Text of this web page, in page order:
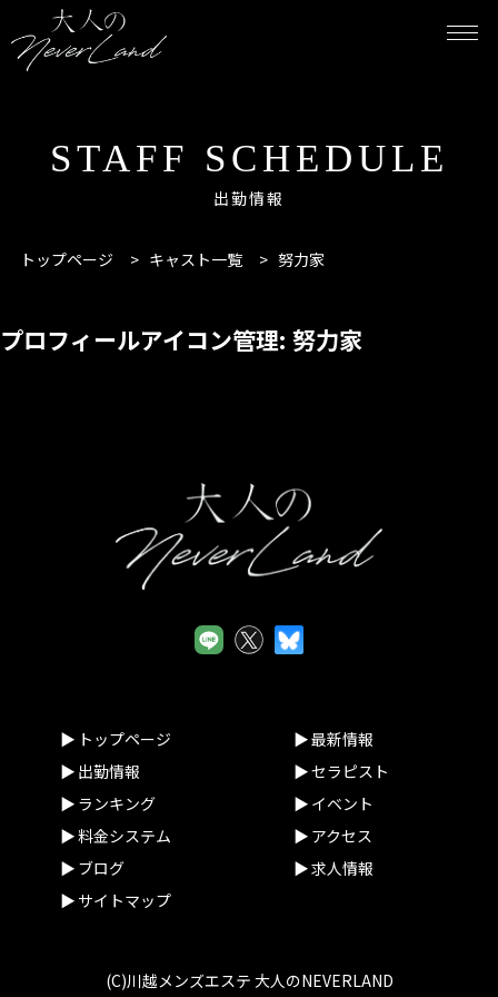
出勤情報
STAFF SCHEDULE
トップページ > キャスト一覧 > 努力家
プロフィールアイコン管理: 努力家
トップページ
最新情報
出勤情報
セラピスト
ランキング
イベント
料金システム
アクセス
ブログ
求人情報
サイトマップ
(C)川越メンズエステ 大人のNEVERLAND